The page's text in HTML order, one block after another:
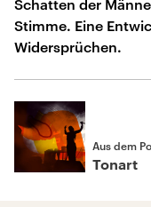
Schatten der
Stimme. Eine
Widersprüchen.
Aus dem
Tonart